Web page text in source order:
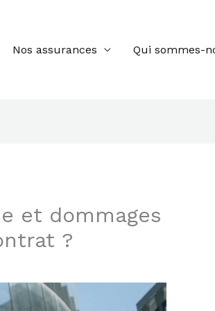
Nos assurances Qui sommes-
et dommages
?